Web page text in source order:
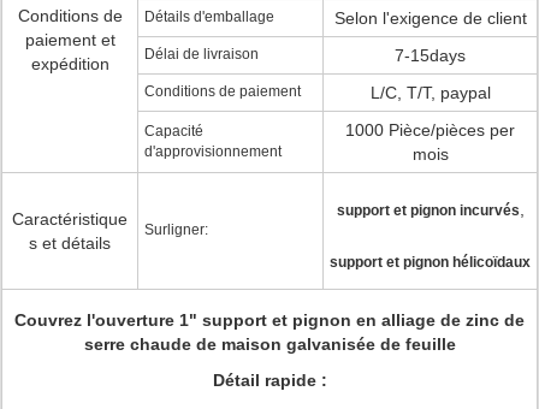
Conditions de
paiement et
expédition
Détails d'emballage Selon l'exigence de client
Délai de livraison 7-15days
Conditions de paiement L/C, T/T, paypal
Capacité
d'approvisionnement
1000 Pièce/pièces per
mois
Caractéristique
s et détails
Surligner:
support et pignon incurvés
support et pignon hélicoïdaux
Couvrez l'ouverture 1" support et pignon en alliage de zinc de
serre chaude de maison galvanisée de feuille
Détail rapide :